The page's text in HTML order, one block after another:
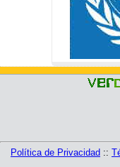
Política de Privacidad ::